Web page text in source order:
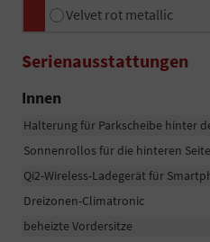
Velvet rot metallic
Serienausstattungen
Innen
Halterung für Parkscheibe hinter
Sonnenrollos für die hinteren
Qi2-Wireless-Ladegerät für
Dreizonen-Climatronic
beheizte Vordersitze